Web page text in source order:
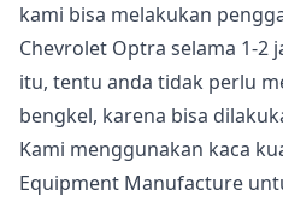
kami bisa melakukan
Chevrolet Optra selama 1-2
itu, tentu anda tidak perlu
bengkel, karena bisa
Kami menggunakan kaca
Equipment Manufacture